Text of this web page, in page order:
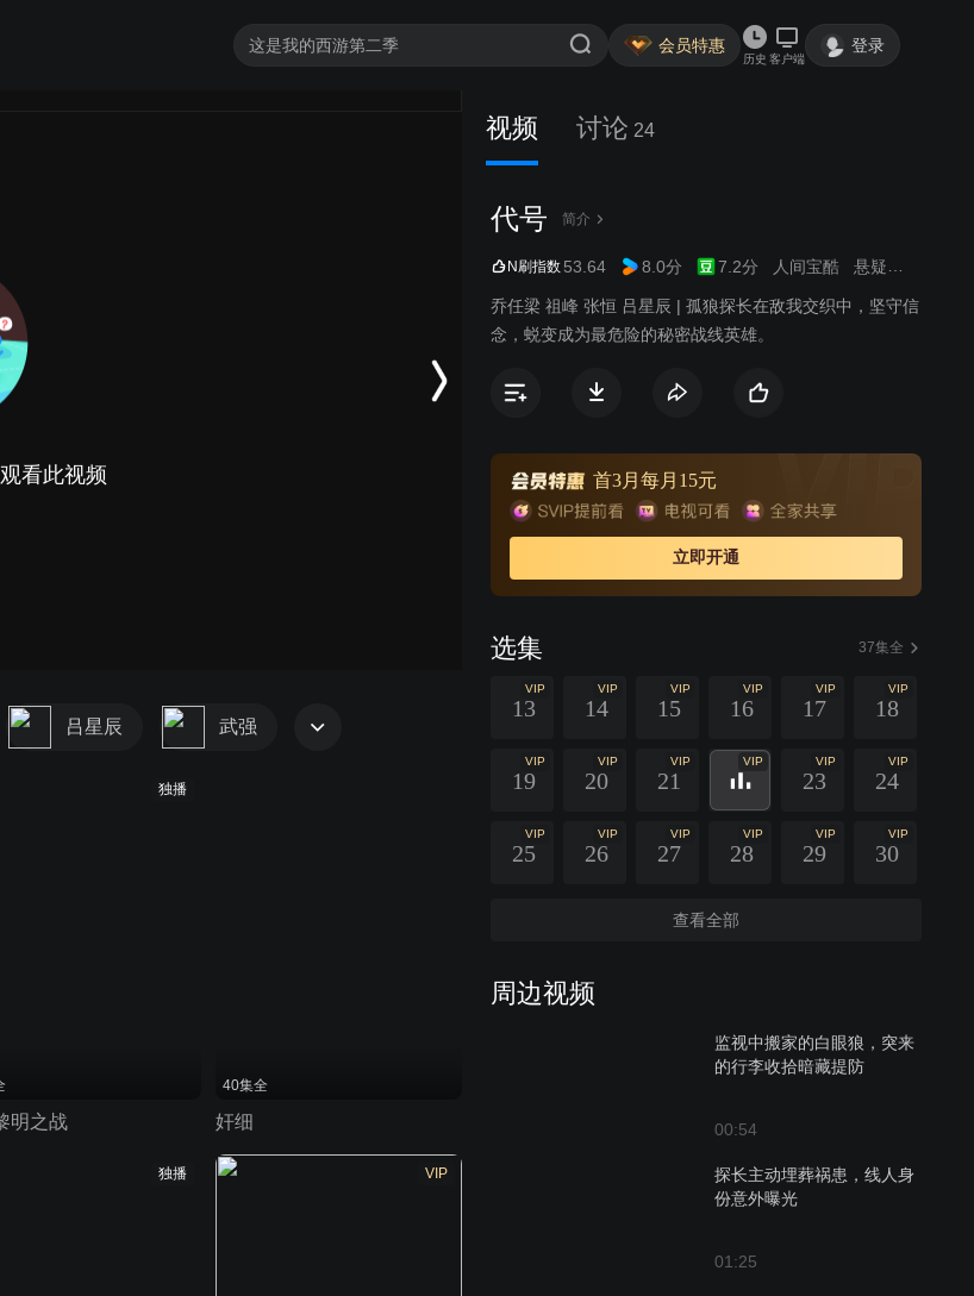
会员特惠
历史 客户端
登录
看此视频
视频 讨论 24
代号 简介
N刷指数 53.64 8.0分 7.2分 人间宝酷 悬疑
乔任梁 祖峰 张恒 吕星辰 | 孤狼探长在敌我交织中，坚守信
念，蜕变成为最危险的秘密战线英雄。
首3月每月15元
立即开通
选集 37集全
VIP
13
VIP
14
VIP
15
VIP
16
VIP
17
VIP
18
VIP
19
VIP
20
VIP
21
VIP VIP
23
VIP
24
VIP
25
VIP
26
VIP
27
VIP
28
VIP
29
VIP
30
查看全部
周边视频
监视中搬家的白眼狼，突来
的行李收拾暗藏提防
00:54
探长主动埋葬祸患，线人身
份意外曝光
01:25
吕星辰 武强
独播
明之战
40集全
奸细
独播 VIP